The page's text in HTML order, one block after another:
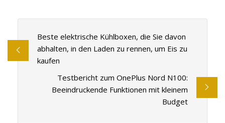
Beste elektrische Kühlboxen, die Sie davon
abhalten, in den Laden zu rennen, um Eis zu
kaufen
Testbericht zum OnePlus Nord N100:
Beeindruckende Funktionen mit kleinem
Budget